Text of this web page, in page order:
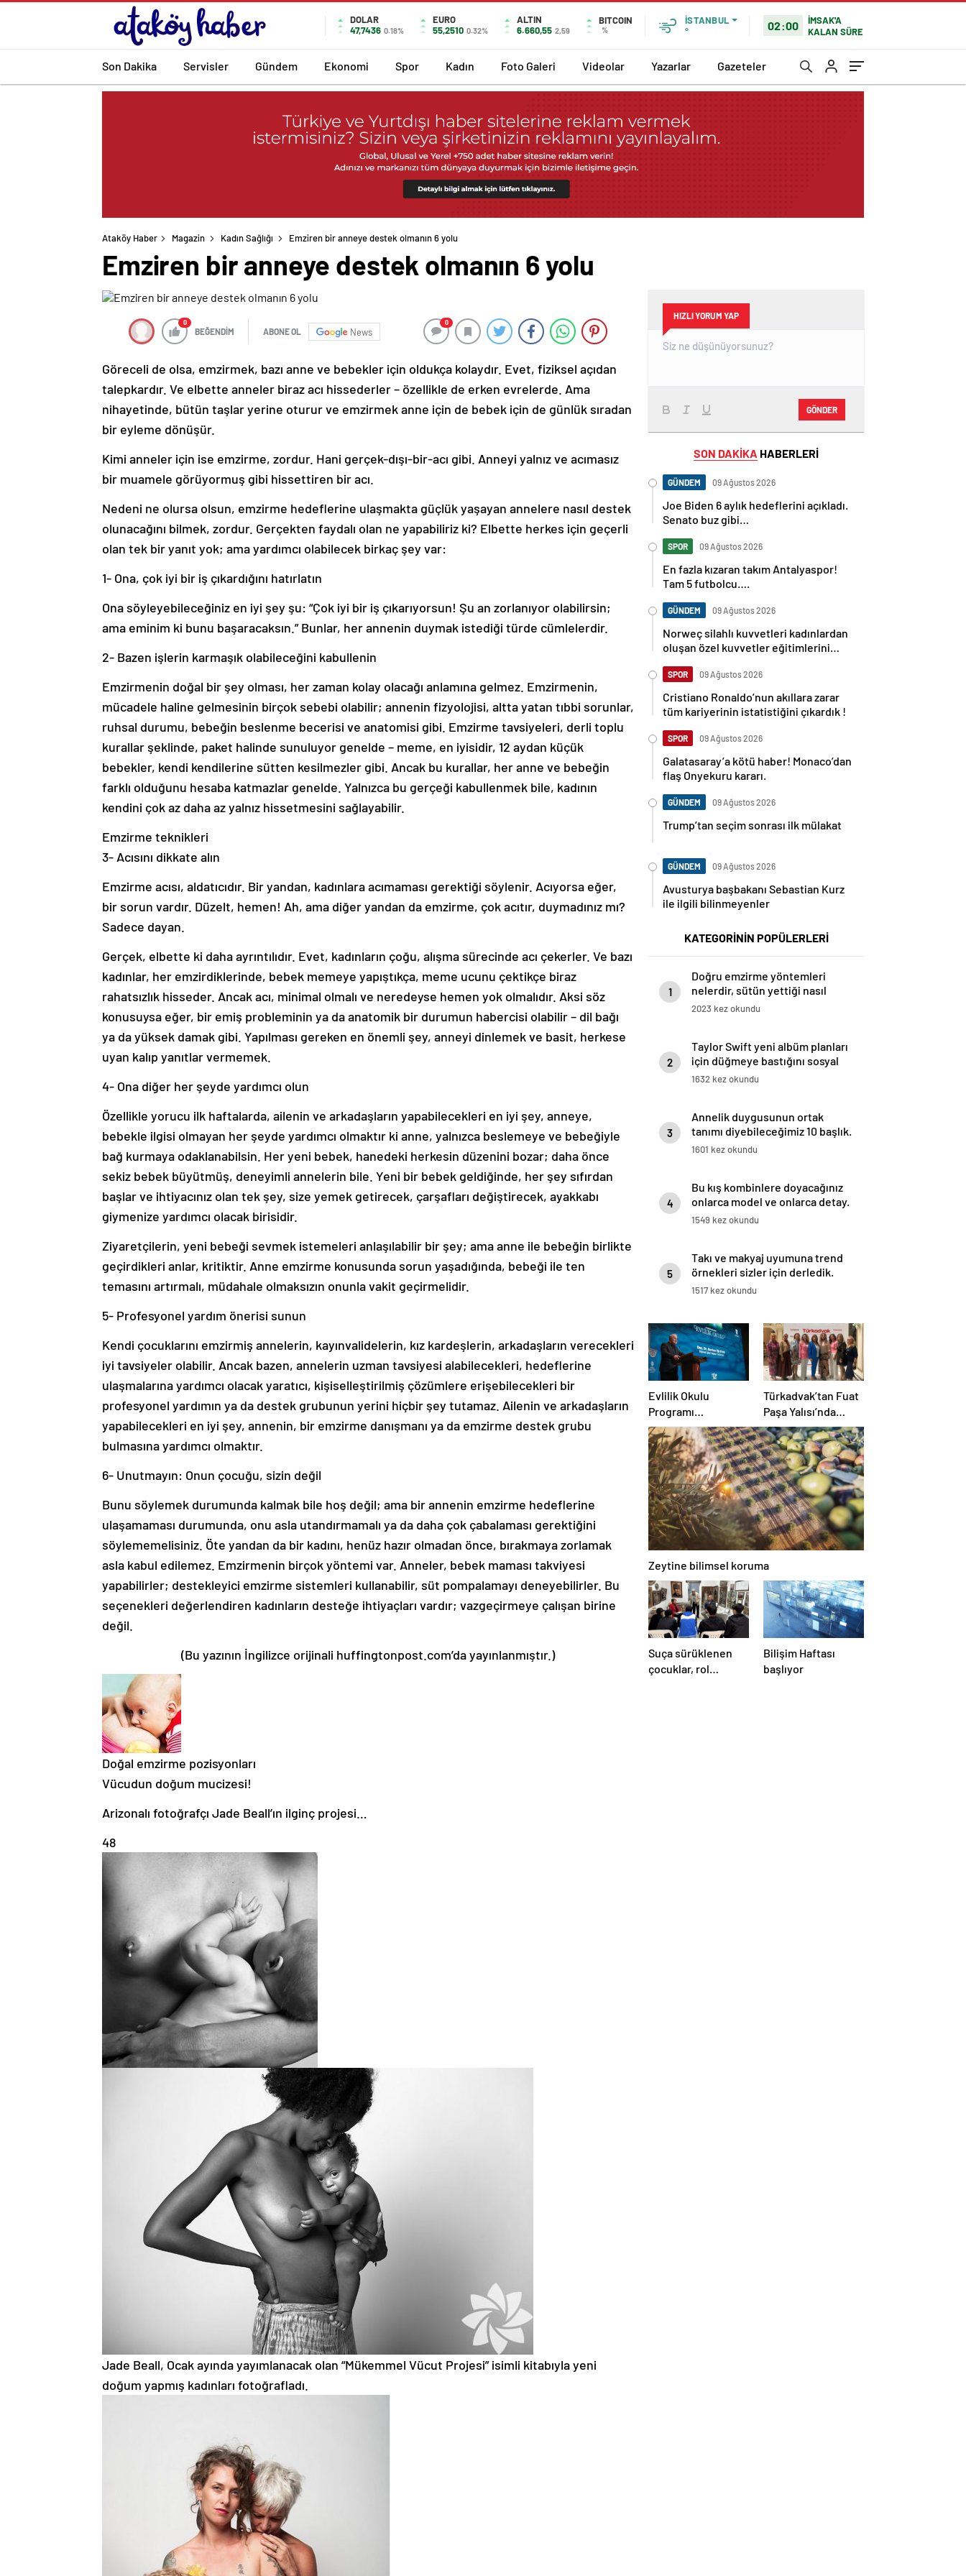
DOLAR
47,7436 0.18%
EURO
55,2510 0.32%
ALTIN
6.660,55 2,59
BITCOIN
%
İSTANBUL
°
02:00
İMSAK'A
KALAN SÜRE
Son Dakika Servisler Gündem Ekonomi Spor Kadın Foto Galeri Videolar Yazarlar Gazeteler
Ataköy Haber Magazin Kadın Sağlığı Emziren bir anneye destek olmanın 6 yolu
Emziren bir anneye destek olmanın 6 yolu
0
BEĞENDİM ABONE OL News
0
Göreceli de olsa, emzirmek, bazı anne ve bebekler için oldukça kolaydır. Evet, fiziksel açıdan
talepkardır. Ve elbette anneler biraz acı hissederler – özellikle de erken evrelerde. Ama
nihayetinde, bütün taşlar yerine oturur ve emzirmek anne için de bebek için de günlük sıradan
bir eyleme dönüşür.
Kimi anneler için ise emzirme, zordur. Hani gerçek-dışı-bir-acı gibi. Anneyi yalnız ve acımasız
bir muamele görüyormuş gibi hissettiren bir acı.
Nedeni ne olursa olsun, emzirme hedeflerine ulaşmakta güçlük yaşayan annelere nasıl destek
olunacağını bilmek, zordur. Gerçekten faydalı olan ne yapabiliriz ki? Elbette herkes için geçerli
olan tek bir yanıt yok; ama yardımcı olabilecek birkaç şey var:
1- Ona, çok iyi bir iş çıkardığını hatırlatın
Ona söyleyebileceğiniz en iyi şey şu: “Çok iyi bir iş çıkarıyorsun! Şu an zorlanıyor olabilirsin;
ama eminim ki bunu başaracaksın.” Bunlar, her annenin duymak istediği türde cümlelerdir.
2- Bazen işlerin karmaşık olabileceğini kabullenin
Emzirmenin doğal bir şey olması, her zaman kolay olacağı anlamına gelmez. Emzirmenin,
mücadele haline gelmesinin birçok sebebi olabilir; annenin fizyolojisi, altta yatan tıbbi sorunlar,
ruhsal durumu, bebeğin beslenme becerisi ve anatomisi gibi. Emzirme tavsiyeleri, derli toplu
kurallar şeklinde, paket halinde sunuluyor genelde – meme, en iyisidir, 12 aydan küçük
bebekler, kendi kendilerine sütten kesilmezler gibi. Ancak bu kurallar, her anne ve bebeğin
farklı olduğunu hesaba katmazlar genelde. Yalnızca bu gerçeği kabullenmek bile, kadının
kendini çok az daha az yalnız hissetmesini sağlayabilir.
Emzirme teknikleri
3- Acısını dikkate alın
Emzirme acısı, aldatıcıdır. Bir yandan, kadınlara acımaması gerektiği söylenir. Acıyorsa eğer,
bir sorun vardır. Düzelt, hemen! Ah, ama diğer yandan da emzirme, çok acıtır, duymadınız mı?
Sadece dayan.
Gerçek, elbette ki daha ayrıntılıdır. Evet, kadınların çoğu, alışma sürecinde acı çekerler. Ve bazı
kadınlar, her emzirdiklerinde, bebek memeye yapıştıkça, meme ucunu çektikçe biraz
rahatsızlık hisseder. Ancak acı, minimal olmalı ve neredeyse hemen yok olmalıdır. Aksi söz
konusuysa eğer, bir emiş probleminin ya da anatomik bir durumun habercisi olabilir – dil bağı
ya da yüksek damak gibi. Yapılması gereken en önemli şey, anneyi dinlemek ve basit, herkese
uyan kalıp yanıtlar vermemek.
4- Ona diğer her şeyde yardımcı olun
Özellikle yorucu ilk haftalarda, ailenin ve arkadaşların yapabilecekleri en iyi şey, anneye,
bebekle ilgisi olmayan her şeyde yardımcı olmaktır ki anne, yalnızca beslemeye ve bebeğiyle
bağ kurmaya odaklanabilsin. Her yeni bebek, hanedeki herkesin düzenini bozar; daha önce
sekiz bebek büyütmüş, deneyimli annelerin bile. Yeni bir bebek geldiğinde, her şey sıfırdan
başlar ve ihtiyacınız olan tek şey, size yemek getirecek, çarşafları değiştirecek, ayakkabı
giymenize yardımcı olacak birisidir.
Ziyaretçilerin, yeni bebeği sevmek istemeleri anlaşılabilir bir şey; ama anne ile bebeğin birlikte
geçirdikleri anlar, kritiktir. Anne emzirme konusunda sorun yaşadığında, bebeği ile ten
temasını artırmalı, müdahale olmaksızın onunla vakit geçirmelidir.
5- Profesyonel yardım önerisi sunun
Kendi çocuklarını emzirmiş annelerin, kayınvalidelerin, kız kardeşlerin, arkadaşların verecekleri
iyi tavsiyeler olabilir. Ancak bazen, annelerin uzman tavsiyesi alabilecekleri, hedeflerine
ulaşmalarına yardımcı olacak yaratıcı, kişiselleştirilmiş çözümlere erişebilecekleri bir
profesyonel yardımın ya da destek grubunun yerini hiçbir şey tutamaz. Ailenin ve arkadaşların
yapabilecekleri en iyi şey, annenin, bir emzirme danışmanı ya da emzirme destek grubu
bulmasına yardımcı olmaktır.
6- Unutmayın: Onun çocuğu, sizin değil
Bunu söylemek durumunda kalmak bile hoş değil; ama bir annenin emzirme hedeflerine
ulaşamaması durumunda, onu asla utandırmamalı ya da daha çok çabalaması gerektiğini
söylememelisiniz. Öte yandan da bir kadını, henüz hazır olmadan önce, bırakmaya zorlamak
asla kabul edilemez. Emzirmenin birçok yöntemi var. Anneler, bebek maması takviyesi
yapabilirler; destekleyici emzirme sistemleri kullanabilir, süt pompalamayı deneyebilirler. Bu
seçenekleri değerlendiren kadınların desteğe ihtiyaçları vardır; vazgeçirmeye çalışan birine
değil.
(Bu yazının İngilizce orijinali huffingtonpost.com’da yayınlanmıştır.)
Doğal emzirme pozisyonları
Vücudun doğum mucizesi!
Arizonalı fotoğrafçı Jade Beall’ın ilginç projesi…
48
Jade Beall, Ocak ayında yayımlanacak olan “Mükemmel Vücut Projesi” isimli kitabıyla yeni
doğum yapmış kadınları fotoğrafladı.
HIZLI YORUM YAP
GÖNDER
SON DAKİKA HABERLERİ
GÜNDEM 09 Ağustos 2026
Joe Biden 6 aylık hedeflerini açıkladı.
Senato buz gibi…
SPOR 09 Ağustos 2026
En fazla kızaran takım Antalyaspor!
Tam 5 futbolcu….
GÜNDEM 09 Ağustos 2026
Norweç silahlı kuvvetleri kadınlardan
oluşan özel kuvvetler eğitimlerini
SPOR 09 Ağustos 2026
Cristiano Ronaldo’nun akıllara zarar
tüm kariyerinin istatistiğini çıkardık !
SPOR 09 Ağustos 2026
Galatasaray’a kötü haber! Monaco’dan
flaş Onyekuru kararı.
GÜNDEM 09 Ağustos 2026
Trump’tan seçim sonrası ilk mülakat
GÜNDEM 09 Ağustos 2026
Avusturya başbakanı Sebastian Kurz
ile ilgili bilinmeyenler
KATEGORİNİN POPÜLERLERİ
1
Doğru emzirme yöntemleri
nelerdir, sütün yettiği nasıl
anlaşılır?
2023 kez okundu
2
Taylor Swift yeni albüm planları
için düğmeye bastığını sosyal
medyadan duyurdu!
1632 kez okundu
3
Annelik duygusunun ortak
tanımı diyebileceğimiz 10 başlık.
1601 kez okundu
4
Bu kış kombinlere doyacağınız
onlarca model ve onlarca detay.
1549 kez okundu
5
Takı ve makyaj uyumuna trend
örnekleri sizler için derledik.
1517 kez okundu
Evlilik Okulu
Programı
Tamamlandı
Türkadvak’tan Fuat
Paşa Yalısı’nda
anlamlı brunch
Zeytine bilimsel koruma
Suça sürüklenen
çocuklar, rol
Bilişim Haftası
başlıyor